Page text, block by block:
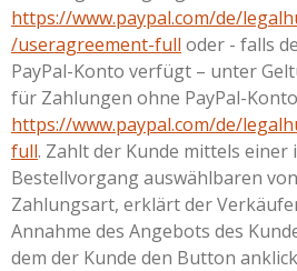
https://www.paypal.com/de/
/useragreement-full oder - falls
PayPal-Konto verfügt – unter
für Zahlungen ohne PayPal-
https://www.paypal.com/de/
full. Zahlt der Kunde mittels einer
Bestellvorgang auswählbaren
Zahlungsart, erklärt der
Annahme des Angebots des
dem der Kunde den Button